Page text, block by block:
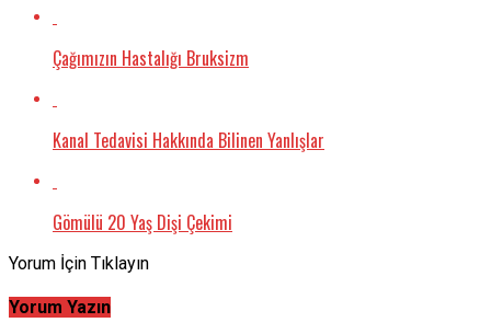
Çağımızın Hastalığı Bruksizm
Kanal Tedavisi Hakkında Bilinen Yanlışlar
Gömülü 20 Yaş Dişi Çekimi
Yorum İçin Tıklayın
Yorum Yazın